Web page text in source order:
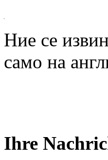
Ние се
само на
Ihre